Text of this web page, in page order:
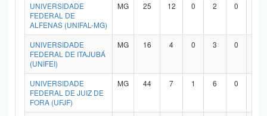
UNIVERSIDADE
FEDERAL DE
ALFENAS (UNIFAL-MG)
MG 25 12 0 2 0
UNIVERSIDADE
FEDERAL DE ITAJUBÁ
(UNIFEI)
MG 16 4 0 3 0
UNIVERSIDADE
FEDERAL DE JUIZ DE
FORA (UFJF)
MG 44 7 1 6 0